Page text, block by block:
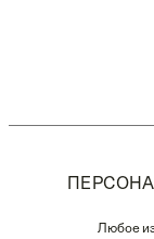
Любое